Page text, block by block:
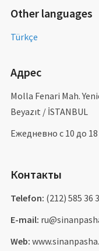
Other languages
Türkçe
Адрес
Molla Fenari Mah.
Beyazıt / İSTANBUL
Ежедневно с 10 до
Контакты
Telefon: (212) 585 36
E-mail:
Web: